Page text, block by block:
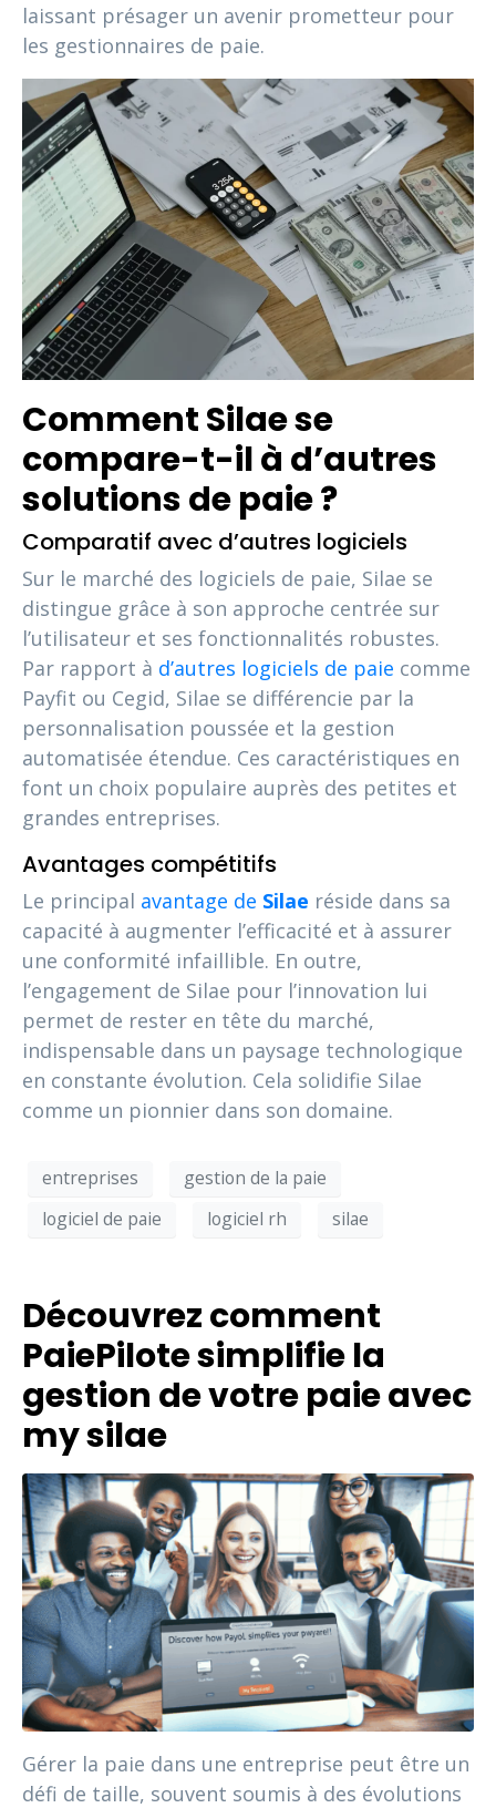
laissant présager un avenir prometteur pour
les gestionnaires de paie.
Comment Silae se
compare-t-il à d’autres
solutions de paie ?
Comparatif avec d’autres logiciels
Sur le marché des logiciels de paie, Silae se
distingue grâce à son approche centrée sur
l’utilisateur et ses fonctionnalités robustes.
Par rapport à d’autres logiciels de paie comme
Payfit ou Cegid, Silae se différencie par la
personnalisation poussée et la gestion
automatisée étendue. Ces caractéristiques en
font un choix populaire auprès des petites et
grandes entreprises.
Avantages compétitifs
Le principal avantage de Silae réside dans sa
capacité à augmenter l’efficacité et à assurer
une conformité infaillible. En outre,
l’engagement de Silae pour l’innovation lui
permet de rester en tête du marché,
indispensable dans un paysage technologique
en constante évolution. Cela solidifie Silae
comme un pionnier dans son domaine.
entreprises
gestion de la paie
logiciel de paie
logiciel rh silae
Découvrez comment
PaiePilote simplifie la
gestion de votre paie avec
my silae
Gérer la paie dans une entreprise peut être un
défi de taille, souvent soumis à des évolutions